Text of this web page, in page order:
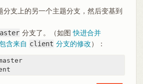
支上的另一个主题分支，然后变基到
分支了。（如图快进合并
含来自 client 分支的修改）：